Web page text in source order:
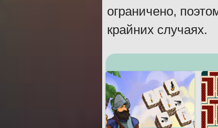
ограничено,
крайних случаях.